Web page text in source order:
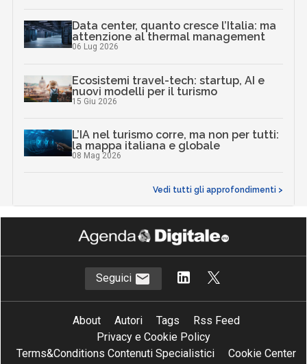
Data center, quanto cresce l’Italia: ma
attenzione al thermal management
06 Lug 2026
Ecosistemi travel-tech: startup, AI e
nuovi modelli per il turismo
15 Giu 2026
L’IA nel turismo corre, ma non per tutti:
la mappa italiana e globale
08 Mag 2026
Vedi tutti gli approfondimenti >
Seguici
About Autori Tags
Rss Feed
Privacy e Cookie Policy
Terms&Conditions Contenuti Specialistici
Cookie Center